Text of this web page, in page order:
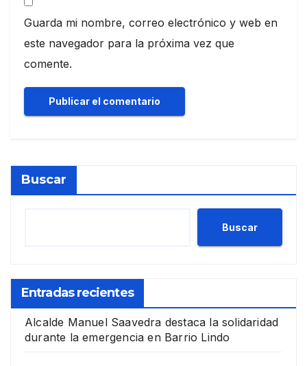
Guarda mi nombre, correo electrónico y web en
este navegador para la próxima vez que
comente.
Buscar
Buscar
Entradas recientes
Alcalde Manuel Saavedra destaca la solidaridad
durante la emergencia en Barrio Lindo